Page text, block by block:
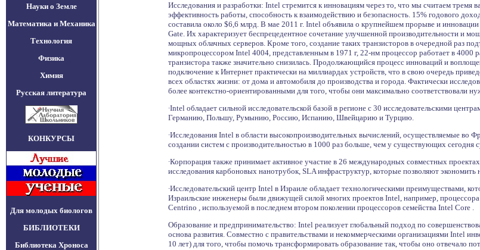
Науки о Земле
Математика и Механика
Технология
Физика
Химия
Русская литература
КОНКУРСЫ
Для молодых биологов
БИБЛИОТЕКИ
Библиотека Хроноса
Исследования и разработки: Intel стремится к инновациям через то, что мы считаем
эффективность работы, способность к взаимодействию и безопасность. 15% годового
составила около $6,6 млрд. В мае 2011 г. Intel объявила о крупнейшем прорыве и
Gate. Их характеризует беспрецедентное сочетание улучшенной производительности и
мощных облачных серверов. Кроме того, создание таких транзисторов в очередной раз
микропроцессором Intel 4004, представленным в 1971 г, 22-нм процессор работает в 4000
транзистора также значительно снизилась. Продолжающийся процесс инноваций и
подключение к Интернет практически на миллиардах устройств, что в свою очередь
всех областях жизни: от дома и автомобиля до производства и города. Фактически
более контекстно-ориентированными для того, чтобы они максимально соответствовали
∙Intel обладает сильной исследовательской базой в регионе с 30 исследовательскими
Германию, Польшу, Румынию, Россию, Испанию, Швейцарию и Турцию.
∙Исследования Intel в области высокопроизводительных вычислений, осуществляемые во
создании систем с производительностью в 1000 раз больше, чем у существующих сегодня
∙Корпорация также принимает активное участие в 26 международных совместных
исследования карбоновых нанотрубок, SLA инфраструктур, которые позволяют экономить
∙Исследовательский центр Intel в Израиле обладает технологическими преимуществами,
Израильские инженеры были движущей силой многих проектов Intel, например,
Centrino , используемой в последнем втором поколении процессоров семейства Intel Core .
Образование и предпринимательство: Intel реализует глобальный подход по
основа развития. Совместно с правительствами и некоммерческими организациями Intel
10 лет) для того, чтобы помочь трансформировать образование так, чтобы оно отвечало